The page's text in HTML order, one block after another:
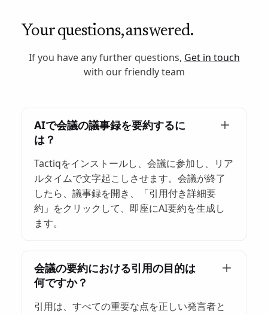
Your questions, answered.
If you have any further questions, Get in touch
with our friendly team
AIで会議の議事録を要約するに
は？
Tactiqをインストールし、会議に参加し、リア
ルタイムで文字起こしさせます。会議が終了
したら、議事録を開き、「引用付き詳細要
約」をクリックして、即座にAI要約を生成し
ます。
会議の要約における引用の目的は
何ですか？
引用は、すべての重要な点を正しい発言者と